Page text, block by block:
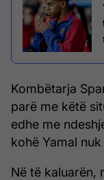
Kombëtarja
parë me këtë
edhe me
kohë Yamal
Në të kaluarën,